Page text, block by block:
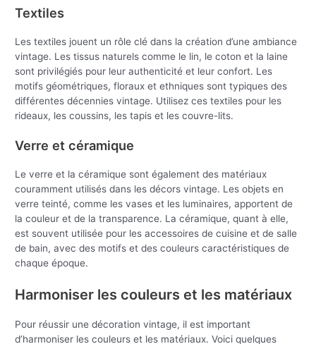
Textiles
Les textiles jouent un rôle clé dans la création d’une ambiance
vintage. Les tissus naturels comme le lin, le coton et la laine
sont privilégiés pour leur authenticité et leur confort. Les
motifs géométriques, floraux et ethniques sont typiques des
différentes décennies vintage. Utilisez ces textiles pour les
rideaux, les coussins, les tapis et les couvre-lits.
Verre et céramique
Le verre et la céramique sont également des matériaux
couramment utilisés dans les décors vintage. Les objets en
verre teinté, comme les vases et les luminaires, apportent de
la couleur et de la transparence. La céramique, quant à elle,
est souvent utilisée pour les accessoires de cuisine et de salle
de bain, avec des motifs et des couleurs caractéristiques de
chaque époque.
Harmoniser les couleurs et les matériaux
Pour réussir une décoration vintage, il est important
d’harmoniser les couleurs et les matériaux. Voici quelques